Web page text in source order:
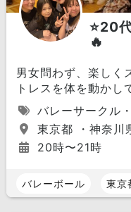
⭐️20
🔥
男女問わず、楽しく
トレスを体を動かし
バレーサークル
東京都 ・神奈川
20時〜21時
バレーボール 東京